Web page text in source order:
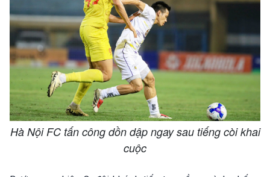
Hà Nội FC tấn công dồn dập ngay sau tiếng còi khai
cuộc